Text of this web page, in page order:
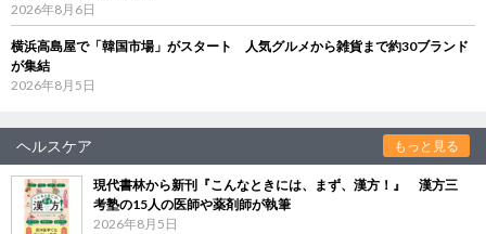
2026年8月6日
横浜高島屋で「韓国市場」がスタート 人気グルメから雑貨まで約30ブランド
が集結
2026年8月5日
ヘルスケア もっと見る
現代書林から新刊『こんなときには、まず、漢方！』 漢方三
考塾の15人の医師や薬剤師が執筆
2026年8月5日